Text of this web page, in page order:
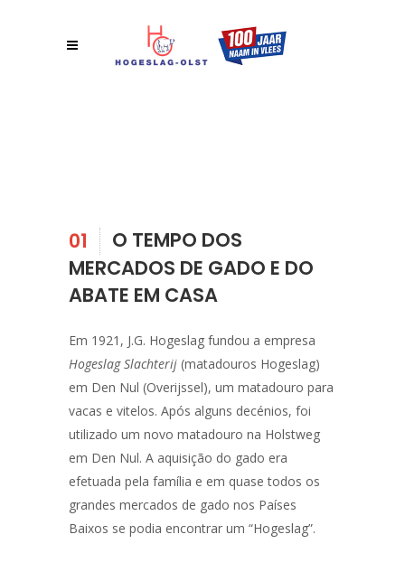
01
O TEMPO DOS
MERCADOS DE GADO E DO
ABATE EM CASA
Em 1921, J.G. Hogeslag fundou a empresa
Hogeslag Slachterij(matadouros Hogeslag)
em Den Nul (Overijssel), um matadouro para
vacas e vitelos. Após alguns decénios, foi
utilizado um novo matadouro na Holstweg
em Den Nul. A aquisição do gado era
efetuada pela família e em quase todos os
grandes mercados de gado nos Países
Baixos se podia encontrar um “Hogeslag”.